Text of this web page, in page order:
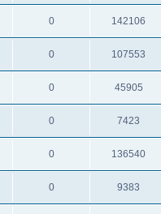
0 142106
0 107553
0 45905
0 7423
0 136540
0 9383